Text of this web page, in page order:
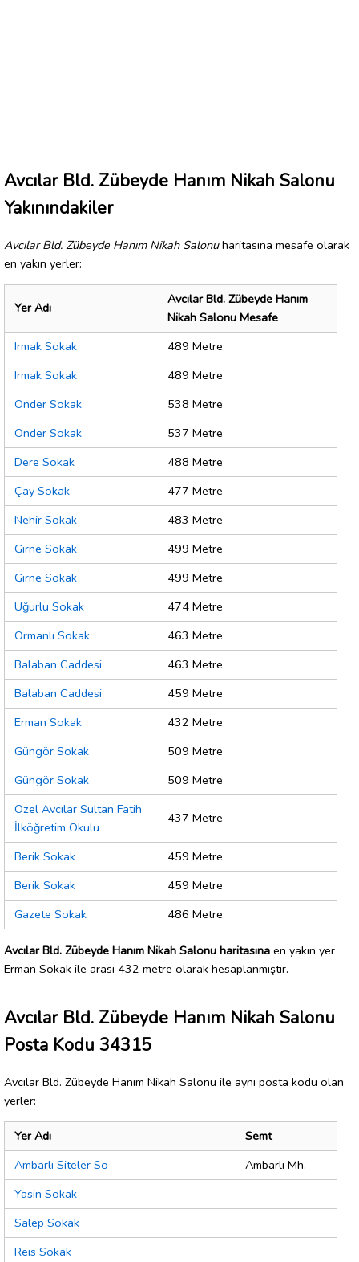
Avcılar Bld. Zübeyde Hanım Nikah Salonu
Yakınındakiler
Avcılar Bld. Zübeyde Hanım Nikah Salonuharitasına mesafe olarak
en yakın yerler:
Yer Adı
Avcılar Bld. Zübeyde Hanım
Nikah Salonu Mesafe
Irmak Sokak
489 Metre
Irmak Sokak
489 Metre
Önder Sokak
538 Metre
Önder Sokak
537 Metre
Dere Sokak
488 Metre
Çay Sokak
477 Metre
Nehir Sokak
483 Metre
Girne Sokak
499 Metre
Girne Sokak
499 Metre
Uğurlu Sokak
474 Metre
Ormanlı Sokak
463 Metre
Balaban Caddesi
463 Metre
Balaban Caddesi
459 Metre
Erman Sokak
432 Metre
Güngör Sokak
509 Metre
Güngör Sokak
509 Metre
Özel Avcılar Sultan Fatih
İlköğretim Okulu
437 Metre
Berik Sokak
459 Metre
Berik Sokak
459 Metre
Gazete Sokak
486 Metre
Avcılar Bld. Zübeyde Hanım Nikah Salonu haritasına en yakın yer
Erman Sokak ile arası 432 metre olarak hesaplanmıştır.
Avcılar Bld. Zübeyde Hanım Nikah Salonu
Posta Kodu 34315
Avcılar Bld. Zübeyde Hanım Nikah Salonu ile aynı posta kodu olan
yerler:
Yer Adı
Semt
Ambarlı Siteler So
Ambarlı Mh.
Yasin Sokak
Salep Sokak
Reis Sokak